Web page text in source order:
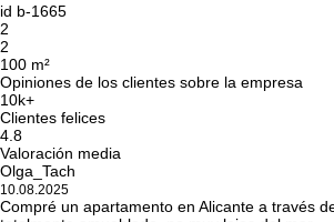
id b-1665
2
2
100 m²
Opiniones de los clientes sobre la empresa
10k+
Clientes felices
4.8
Valoración media
Olga_Tach
10.08.2025
Compré un apartamento en Alicante a través